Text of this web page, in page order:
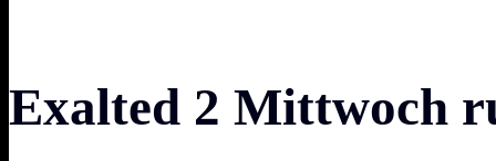
Exalted 2 Mittwoch